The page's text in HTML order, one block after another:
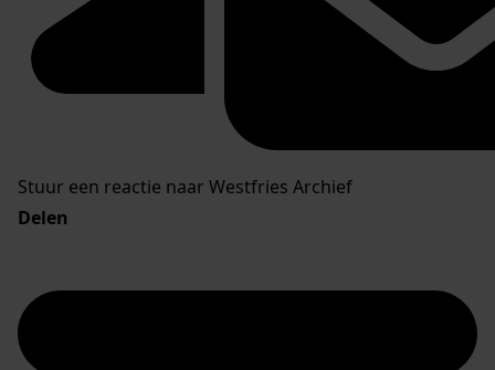
Stuur een reactie naar Westfries Archief
Delen